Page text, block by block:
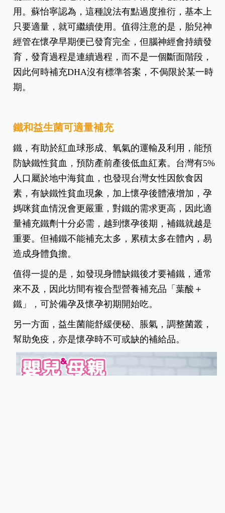
孕期不可少的其他營養素
DHA有助胎兒腦部發育
孕媽咪補充DHA，能幫助胎兒腦部發育及神經傳
導，視神經及視網膜發育。然而，很多孕媽咪對吃
魚油補充DHA有所疑慮，認為魚油中的EDA會影響
用。蘇怡寧認為，這種說法有點過度推衍，基本上
經管在懷孕早期便已發育完全，但腦神經會持續發
育，發育過程是連續過程，而不是一個斷面階段，
因此何時補充DHA沒有標準答案，不侷限於某一時
期。
鐵和益生菌可適量補充
鐵，有助於紅血球形成、氧氣的運輸及利用，能預
防缺鐵性貧血，預防產前產後低血紅素。台灣有5%
人口屬於地中海貧血，也發現台灣女性因飲食因
素，有缺鐵性貧血現象，加上懷孕後體液增加，孕
媽咪貧血情況會更嚴重，對鐵的需求更高，因此適
量補充鐵劑十分必需，越到懷孕後期，補鐵就越是
重要。但補鐵不能補充太多，累積太多在體內，易
造成身體負擔。